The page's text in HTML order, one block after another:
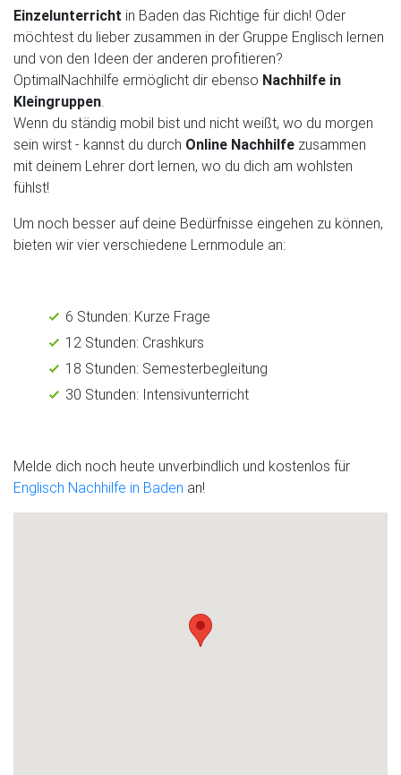
Einzelunterricht in Baden das Richtige für dich! Oder
möchtest du lieber zusammen in der Gruppe Englisch lernen
und von den Ideen der anderen profitieren?
OptimalNachhilfe ermöglicht dir ebenso Nachhilfe in
Kleingruppen
Wenn du ständig mobil bist und nicht weißt, wo du morgen
sein wirst - kannst du durch Online Nachhilfe zusammen
mit deinem Lehrer dort lernen, wo du dich am wohlsten
fühlst!
Um noch besser auf deine Bedürfnisse eingehen zu können,
bieten wir vier verschiedene Lernmodule an:
6 Stunden: Kurze Frage
12 Stunden: Crashkurs
18 Stunden: Semesterbegleitung
30 Stunden: Intensivunterricht
Melde dich noch heute unverbindlich und kostenlos für
Englisch Nachhilfe in Baden an!